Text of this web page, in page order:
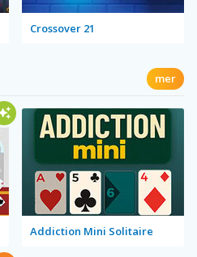
Crossover 21
mer
Addiction Mini Solitaire